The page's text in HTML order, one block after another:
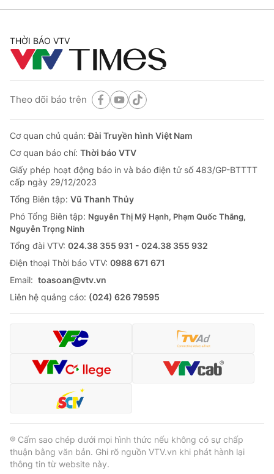
THỜI BÁO VTV
Theo dõi báo trên
Cơ quan chủ quản:Đài Truyền hình Việt Nam
Cơ quan báo chí: Thời báo VTV
Giấy phép hoạt động báo in và báo điện tử số 483/GP-BTTTT
cấp ngày 29/12/2023
Tổng Biên tập: Vũ Thanh Thủy
Phó Tổng Biên tập: Nguyễn Thị Mỹ Hạnh, Phạm Quốc Thắng,
Nguyễn Trọng Ninh
Tổng đài VTV: 024.38 355 931 - 024.38 355 932
Ðiện thoại Thời báo VTV: 0988 671 671
Email: toasoan@vtv.vn
Liên hệ quảng cáo: (024) 626 79595
® Cấm sao chép dưới mọi hình thức nếu không có sự chấp
thuận bằng văn bản. Ghi rõ nguồn VTV.vn khi phát hành lại
thông tin từ website này.